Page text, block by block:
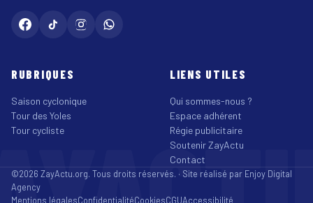
RUBRIQUES
Saison cyclonique
Tour des Yoles
Tour cycliste
LIENS UTILES
Qui sommes-nous ?
Espace adhérent
Régie publicitaire
Soutenir ZayActu
Contact
©2026 ZayActu.org. Tous droits réservés. · Site réalisé par Enjoy Digital
Agency
Mentions légalesConfidentialitéCookiesCGUAccessibilité